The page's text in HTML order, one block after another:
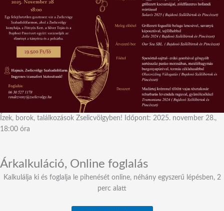
Ízek, borok, találkozások Zselicvölgyben! Időpont: 2025. november 28.,
18:00 óra
Árkalkuláció, Online foglalás
Kalkulálja ki és foglalja le pihenését online, néhány egyszerű lépésben, 2
perc alatt